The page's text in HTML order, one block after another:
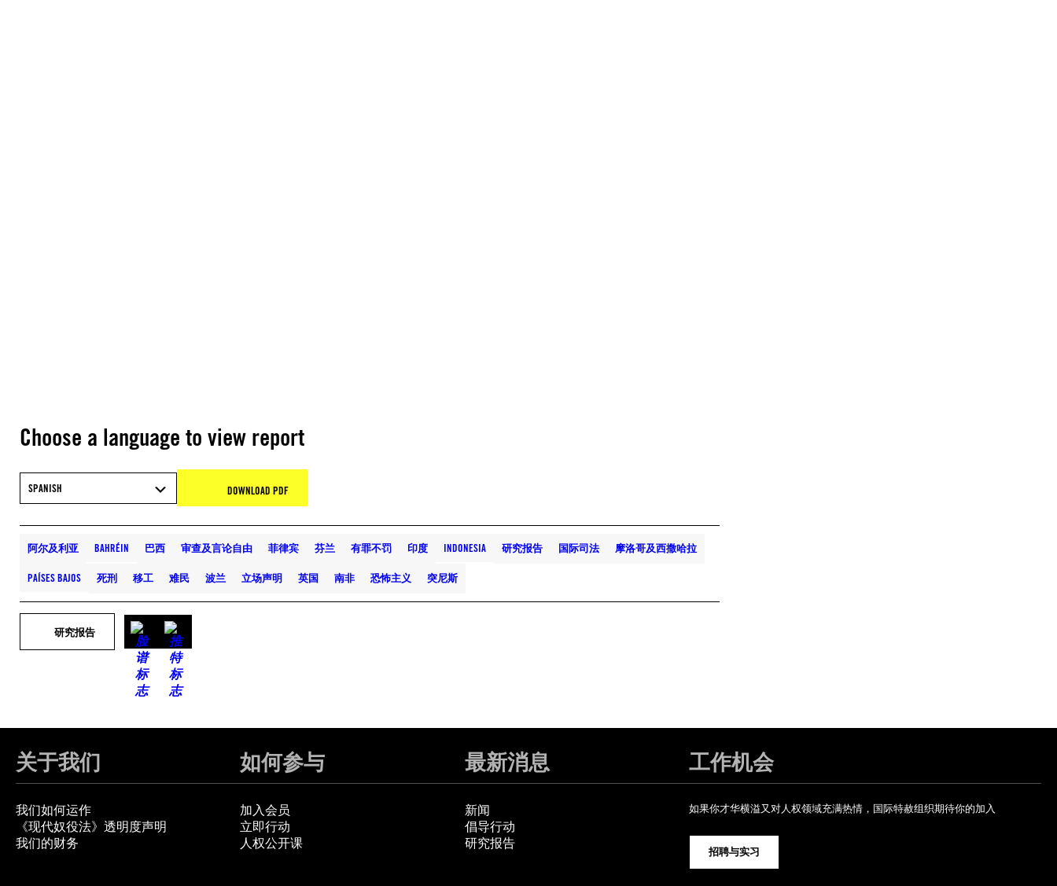
Choose a language to view report
SPANISH DOWNLOAD PDF
阿尔及利亚 BAHRÉIN 巴西 审查及言论自由 菲律宾 芬兰 有罪不罚 印度 INDONESIA 研究报告 国际司法 摩洛哥及西撒哈拉
PAÍSES BAJOS 死刑 移工 难民 波兰 立场声明 英国 南非 恐怖主义 突尼斯
研究报告
关于我们
我们如何运作
《现代奴役法》透明度声明
我们的财务
如何参与
加入会员
立即行动
人权公开课
最新消息
新闻
倡导行动
研究报告
工作机会
如果你才华横溢又对人权领域充满热情，国际特赦组织期待你的加入
招聘与实习